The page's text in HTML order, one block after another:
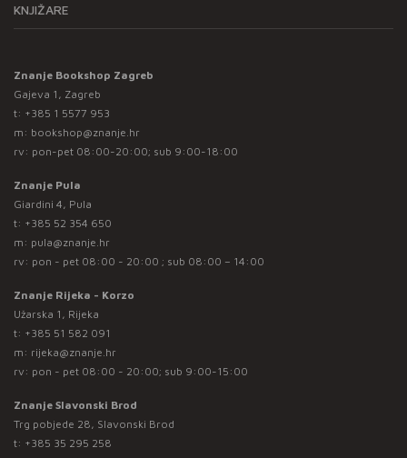
KNJIŽARE
Znanje Bookshop Zagreb
Gajeva 1, Zagreb
t: +385 1 5577 953
m: bookshop@znanje.hr
rv: pon-pet 08:00-20:00; sub 9:00-18:00
Znanje Pula
Giardini 4, Pula
t: +385 52 354 650
m: pula@znanje.hr
rv: pon - pet 08:00 - 20:00 ; sub 08:00 – 14:00
Znanje Rijeka - Korzo
Užarska 1, Rijeka
t: +385 51 582 091
m: rijeka@znanje.hr
rv: pon - pet 08:00 - 20:00; sub 9:00-15:00
Znanje Slavonski Brod
Trg pobjede 28, Slavonski Brod
t: +385 35 295 258